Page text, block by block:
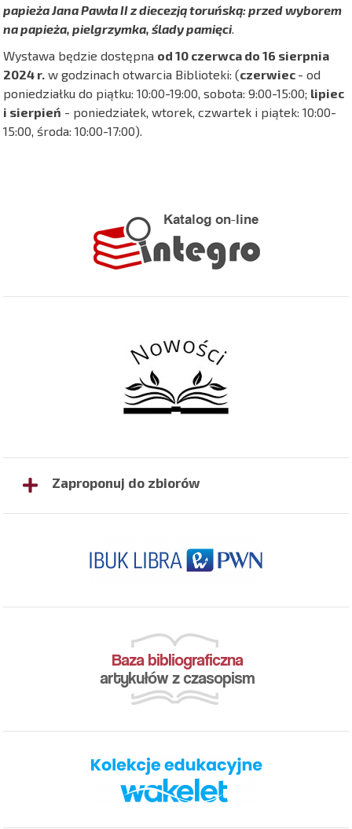
papieża Jana Pawła II z diecezją toruńską: przed wyborem
na papieża, pielgrzymka, ślady pamięci.
Wystawa będzie dostępna od 10 czerwca do 16 sierpnia
2024 r. w godzinach otwarcia Biblioteki: (czerwiec - od
poniedziałku do piątku: 10:00-19:00, sobota: 9:00-15:00; lipiec
i sierpień - poniedziałek, wtorek, czwartek i piątek: 10:00-
15:00, środa: 10:00-17:00).
Zaproponuj do zbiorów